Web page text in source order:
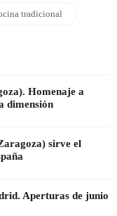
tradicional
Homenaje a
dimensión
sirve el
Aperturas de junio